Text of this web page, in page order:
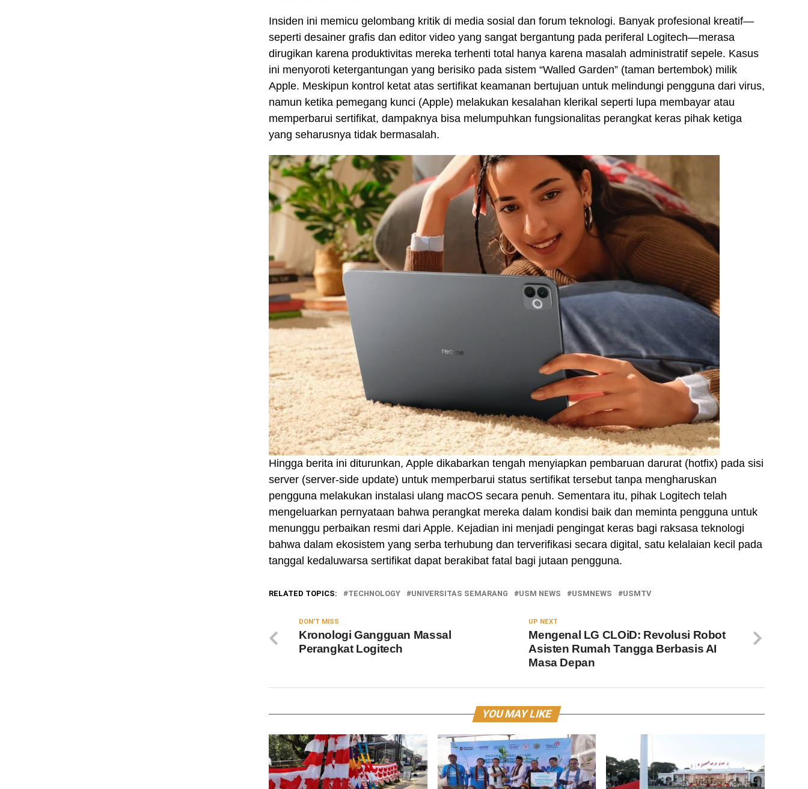
Insiden ini memicu gelombang kritik di media sosial dan forum teknologi. Banyak profesional kreatif—
seperti desainer grafis dan editor video yang sangat bergantung pada periferal Logitech—merasa
dirugikan karena produktivitas mereka terhenti total hanya karena masalah administratif sepele. Kasus
ini menyoroti ketergantungan yang berisiko pada sistem “Walled Garden” (taman bertembok) milik
Apple. Meskipun kontrol ketat atas sertifikat keamanan bertujuan untuk melindungi pengguna dari virus,
namun ketika pemegang kunci (Apple) melakukan kesalahan klerikal seperti lupa membayar atau
memperbarui sertifikat, dampaknya bisa melumpuhkan fungsionalitas perangkat keras pihak ketiga
yang seharusnya tidak bermasalah.
Hingga berita ini diturunkan, Apple dikabarkan tengah menyiapkan pembaruan darurat (hotfix) pada sisi
server (server-side update) untuk memperbarui status sertifikat tersebut tanpa mengharuskan
pengguna melakukan instalasi ulang macOS secara penuh. Sementara itu, pihak Logitech telah
mengeluarkan pernyataan bahwa perangkat mereka dalam kondisi baik dan meminta pengguna untuk
menunggu perbaikan resmi dari Apple. Kejadian ini menjadi pengingat keras bagi raksasa teknologi
bahwa dalam ekosistem yang serba terhubung dan terverifikasi secara digital, satu kelalaian kecil pada
tanggal kedaluwarsa sertifikat dapat berakibat fatal bagi jutaan pengguna.
RELATED TOPICS: TECHNOLOGY UNIVERSITAS SEMARANG USM NEWS USMNEWS USMTV
UP NEXT
Mengenal LG CLOiD: Revolusi Robot
Asisten Rumah Tangga Berbasis AI
Masa Depan
DON'T MISS
Kronologi Gangguan Massal
Perangkat Logitech
YOU MAY LIKE